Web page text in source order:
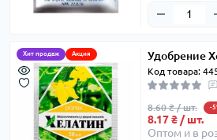
Хит продаж Акция Удобрение
Код товара:
8.60 ₴ / шт. -
8.17 ₴ / шт.
Оптом и в